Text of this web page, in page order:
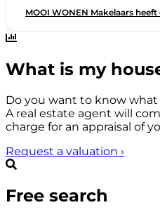
What is my
Do you want to know
A real estate agent will
charge for an appraisal of
Request a valuation ›
Free search